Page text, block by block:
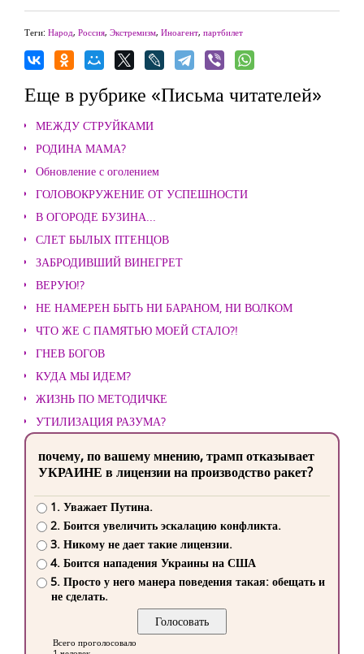
Теги: Народ, Россия, Экстремизм, Иноагент, партбилет
Еще в рубрике «Письма читателей»
МЕЖДУ СТРУЙКАМИ
РОДИНА МАМА?
Обновление с оголением
ГОЛОВОКРУЖЕНИЕ ОТ УСПЕШНОСТИ
В ОГОРОДЕ БУЗИНА...
СЛЕТ БЫЛЫХ ПТЕНЦОВ
ЗАБРОДИВШИЙ ВИНЕГРЕТ
ВЕРУЮ!?
НЕ НАМЕРЕН БЫТЬ НИ БАРАНОМ, НИ ВОЛКОМ
ЧТО ЖЕ С ПАМЯТЬЮ МОЕЙ СТАЛО?!
ГНЕВ БОГОВ
КУДА МЫ ИДЕМ?
ЖИЗНЬ ПО МЕТОДИЧКЕ
УТИЛИЗАЦИЯ РАЗУМА?
почему, по вашему мнению, трамп отказывает
УКРАИНЕ в лицензии на производство ракет?
1. Уважает Путина.
2. Боится увеличить эскалацию конфликта.
3. Никому не дает такие лицензии.
4. Боится нападения Украины на США
5. Просто у него манера поведения такая: обещать и
не сделать.
Всего проголосовало